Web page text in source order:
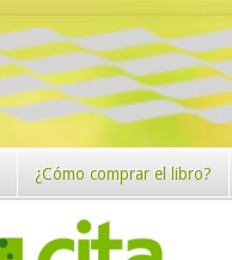
¿Cómo comprar el libro?